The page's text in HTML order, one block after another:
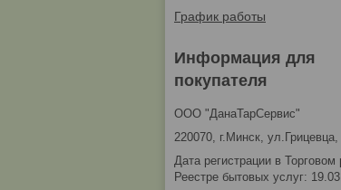
График работы
Информация для
покупателя
ООО "ДанаТарСервис"
220070, г.Минск, ул.Грицевца,
Дата регистрации в Торговом
Реестре бытовых услуг: